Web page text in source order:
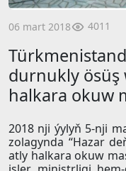
06 mart 2018 4011
durnukly ösüş
halkara okuw
2018 nji ýylyň 5-nji
zolagynda “Hazar
atly halkara okuw